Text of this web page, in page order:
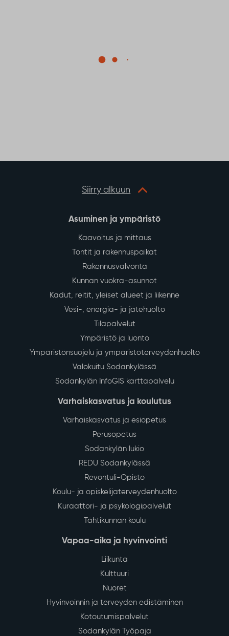
Siirry alkuun
Asuminen ja ympäristö
Kaavoitus ja mittaus
Tontit ja rakennuspaikat
Rakennusvalvonta
Kunnan vuokra-asunnot
Kadut, reitit, yleiset alueet ja liikenne
Vesi-, energia- ja jätehuolto
Tilapalvelut
Ympäristö ja luonto
Ympäristönsuojelu ja ympäristöterveydenhuolto
Valokuitu Sodankylässä
Sodankylän InfoGIS karttapalvelu
Varhaiskasvatus ja koulutus
Varhaiskasvatus ja esiopetus
Perusopetus
Sodankylän lukio
REDU Sodankylässä
Revontuli-Opisto
Koulu- ja opiskelijaterveydenhuolto
Kuraattori- ja psykologipalvelut
Tähtikunnan koulu
Vapaa-aika ja hyvinvointi
Liikunta
Kulttuuri
Nuoret
Hyvinvoinnin ja terveyden edistäminen
Kotoutumispalvelut
Sodankylän Työpaja